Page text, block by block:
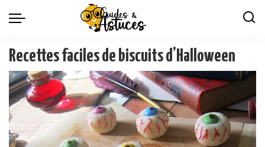
Recettes faciles de biscuits d’Halloween